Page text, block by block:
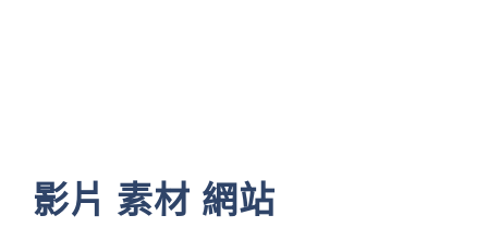
影片 素材 網站